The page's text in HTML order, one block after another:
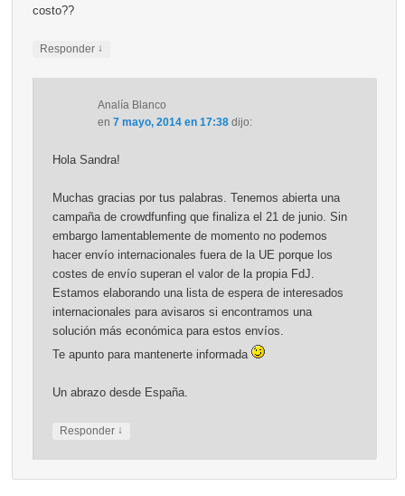
costo??
Responder ↓
Analía Blanco
en 7 mayo, 2014 en 17:38 dijo:
Hola Sandra!
Muchas gracias por tus palabras. Tenemos abierta una
campaña de crowdfunfing que finaliza el 21 de junio. Sin
embargo lamentablemente de momento no podemos
hacer envío internacionales fuera de la UE porque los
costes de envío superan el valor de la propia FdJ.
Estamos elaborando una lista de espera de interesados
internacionales para avisaros si encontramos una
solución más económica para estos envíos.
Te apunto para mantenerte informada
Un abrazo desde España.
Responder ↓